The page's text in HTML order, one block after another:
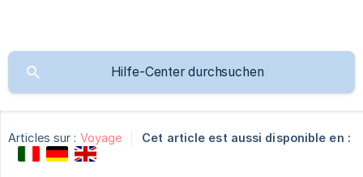
Articles sur : Voyage Cet article est aussi disponible en :